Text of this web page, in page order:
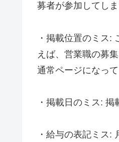
募者が参加してし
・掲載位置のミス:
えば、営業職の募
通常ページになっ
・掲載日のミス: 掲
・給与の表記ミス: